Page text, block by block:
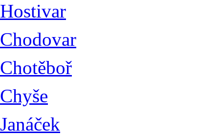
Hostivar
Chodovar
Chotěboř
Chyše
Janáček